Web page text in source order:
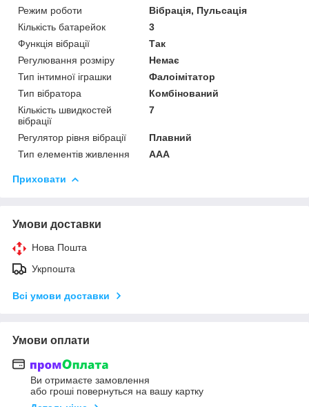
Режим роботи
Вібрація, Пульсація
Кількість батарейок
3
Функція вібрації
Так
Регулювання розміру
Немає
Тип інтимної іграшки
Фалоімітатор
Тип вібратора
Комбінований
Кількість швидкостей
вібрації
7
Регулятор рівня вібрації
Плавний
Тип елементів живлення
AAA
Приховати
Умови доставки
Нова Пошта
Укрпошта
Всі умови доставки
Умови оплати
Ви отримаєте замовлення
або гроші повернуться на вашу картку